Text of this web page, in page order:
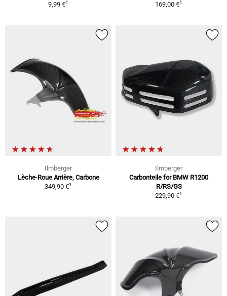
9,99 €1 169,00 €1
Ilmberger
Lèche-Roue Arrière, Carbone
349,90 €1
Ilmberger
Carbonteile for BMW R1200
R/RS/GS
229,90 €1